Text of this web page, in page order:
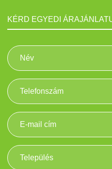
KÉRD EGYEDI